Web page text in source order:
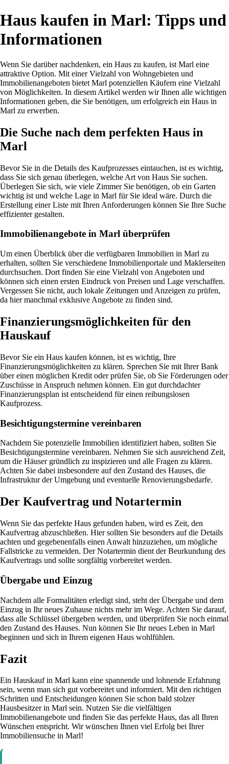
Haus kaufen in Marl: Tipps und
Informationen
Wenn Sie darüber nachdenken, ein Haus zu kaufen, ist Marl eine
attraktive Option. Mit einer Vielzahl von Wohngebieten und
Immobilienangeboten bietet Marl potenziellen Käufern eine Vielzahl
von Möglichkeiten. In diesem Artikel werden wir Ihnen alle wichtigen
Informationen geben, die Sie benötigen, um erfolgreich ein Haus in
Marl zu erwerben.
Die Suche nach dem perfekten Haus in
Marl
Bevor Sie in die Details des Kaufprozesses eintauchen, ist es wichtig,
dass Sie sich genau überlegen, welche Art von Haus Sie suchen.
Überlegen Sie sich, wie viele Zimmer Sie benötigen, ob ein Garten
wichtig ist und welche Lage in Marl für Sie ideal wäre. Durch die
Erstellung einer Liste mit Ihren Anforderungen können Sie Ihre Suche
effizienter gestalten.
Immobilienangebote in Marl überprüfen
Um einen Überblick über die verfügbaren Immobilien in Marl zu
erhalten, sollten Sie verschiedene Immobilienportale und Maklerseiten
durchsuchen. Dort finden Sie eine Vielzahl von Angeboten und
können sich einen ersten Eindruck von Preisen und Lage verschaffen.
Vergessen Sie nicht, auch lokale Zeitungen und Anzeigen zu prüfen,
da hier manchmal exklusive Angebote zu finden sind.
Finanzierungsmöglichkeiten für den
Hauskauf
Bevor Sie ein Haus kaufen können, ist es wichtig, Ihre
Finanzierungsmöglichkeiten zu klären. Sprechen Sie mit Ihrer Bank
über einen möglichen Kredit oder prüfen Sie, ob Sie Förderungen oder
Zuschüsse in Anspruch nehmen können. Ein gut durchdachter
Finanzierungsplan ist entscheidend für einen reibungslosen
Kaufprozess.
Besichtigungstermine vereinbaren
Nachdem Sie potenzielle Immobilien identifiziert haben, sollten Sie
Besichtigungstermine vereinbaren. Nehmen Sie sich ausreichend Zeit,
um die Häuser gründlich zu inspizieren und alle Fragen zu klären.
Achten Sie dabei insbesondere auf den Zustand des Hauses, die
Infrastruktur der Umgebung und eventuelle Renovierungsbedarfe.
Der Kaufvertrag und Notartermin
Wenn Sie das perfekte Haus gefunden haben, wird es Zeit, den
Kaufvertrag abzuschließen. Hier sollten Sie besonders auf die Details
achten und gegebenenfalls einen Anwalt hinzuziehen, um mögliche
Fallstricke zu vermeiden. Der Notartermin dient der Beurkundung des
Kaufvertrags und sollte sorgfältig vorbereitet werden.
Übergabe und Einzug
Nachdem alle Formalitäten erledigt sind, steht der Übergabe und dem
Einzug in Ihr neues Zuhause nichts mehr im Wege. Achten Sie darauf,
dass alle Schlüssel übergeben werden, und überprüfen Sie noch einmal
den Zustand des Hauses. Nun können Sie Ihr neues Leben in Marl
beginnen und sich in Ihrem eigenen Haus wohlfühlen.
Fazit
Ein Hauskauf in Marl kann eine spannende und lohnende Erfahrung
sein, wenn man sich gut vorbereitet und informiert. Mit den richtigen
Schritten und Entscheidungen können Sie schon bald stolzer
Hausbesitzer in Marl sein. Nutzen Sie die vielfältigen
Immobilienangebote und finden Sie das perfekte Haus, das all Ihren
Wünschen entspricht. Wir wünschen Ihnen viel Erfolg bei Ihrer
Immobiliensuche in Marl!